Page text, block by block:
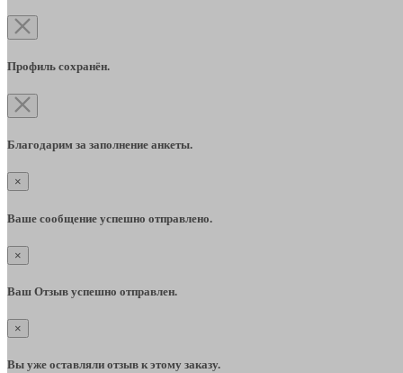
Профиль сохранён.
Благодарим за заполнение анкеты.
×
Ваше сообщение успешно отправлено.
×
Ваш Отзыв успешно отправлен.
×
Вы уже оставляли отзыв к этому заказу.